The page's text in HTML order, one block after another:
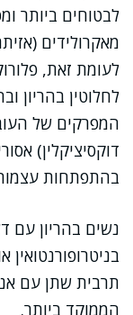
מאקרולידים
לעומת זאת,
לחלוטין בהריון
המפרקים של
דוקסיציקלין)
בהתפתחות עצמות
נשים בהריון עם
בניטרופורנטואין
תרבית שתן עם
הממוקד ביותר.